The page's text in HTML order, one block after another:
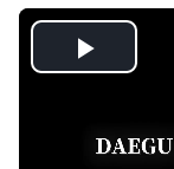
Play